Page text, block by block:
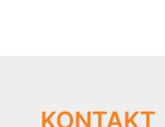
KONTAKT